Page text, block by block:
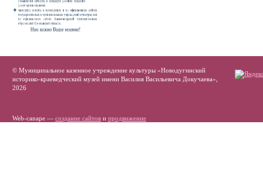
© Муниципальное казенное учреждение культуры «Новодугинский
историко-краеведческий музей имени Василия Васильевича Докучаева»,
2026
Web-canape — создание сайтов и продвижение